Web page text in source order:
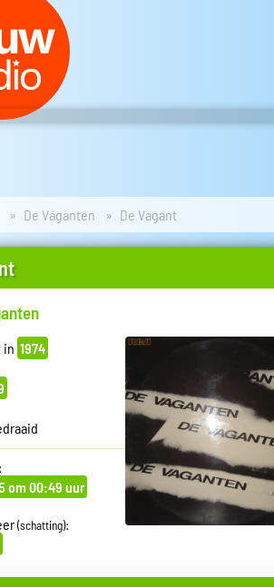
De Vaganten De Vagant
in 1974
om 00:49 uur
(schatting):